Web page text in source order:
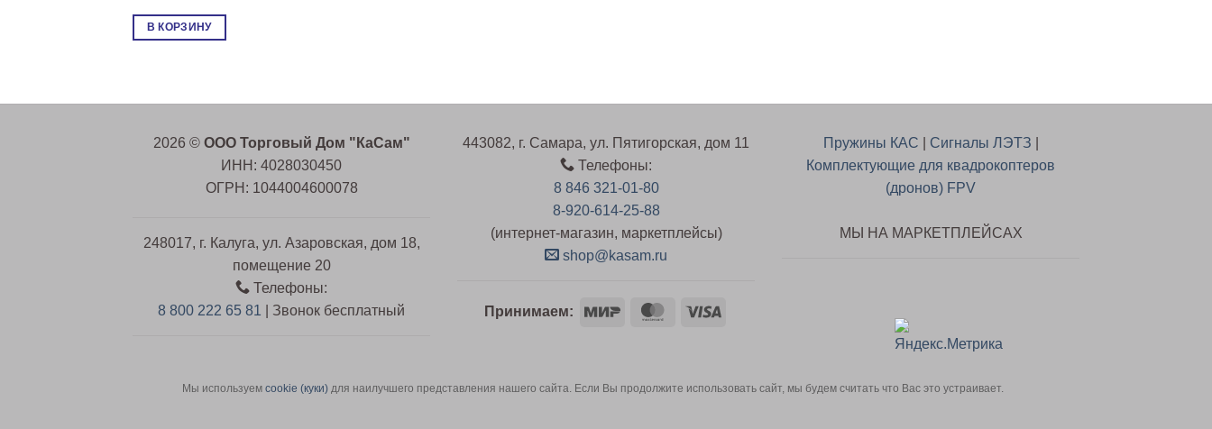
В КОРЗИНУ
2026 © ООО Торговый Дом "КаСам"
ИНН: 4028030450
ОГРН: 1044004600078
248017, г. Калуга, ул. Азаровская, дом 18,
помещение 20
Телефоны:
8 800 222 65 81 | Звонок бесплатный
443082, г. Самара, ул. Пятигорская, дом 11
Телефоны:
8 846 321-01-80
8-920-614-25-88
(интернет-магазин, маркетплейсы)
shop@kasam.ru
Принимаем: Mir MasterCard
Visa
Пружины КАС Сигналы ЛЭТЗ
Комплектующие для квадрокоптеров
(дронов) FPV
МЫ НА МАРКЕТПЛЕЙСАХ
Мы используем сookie (куки)для наилучшего представления нашего сайта. Если Вы продолжите использовать сайт, мы будем считать что Вас это устраивает.